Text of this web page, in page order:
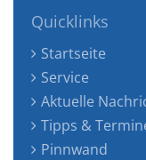
Quicklinks
Startseite
Service
Aktuelle
Tipps &
Pinnwand